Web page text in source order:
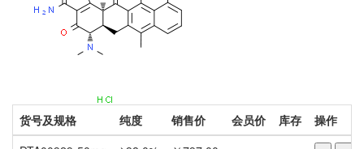
货号及规格 纯度 销售价 会员价 库存
操作